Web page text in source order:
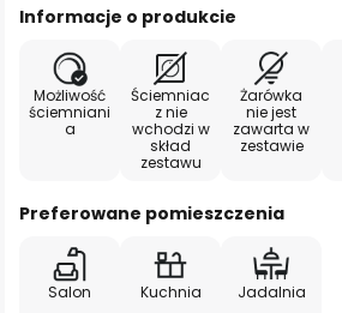
Informacje o produkcie
Możliwość
ściemniani
a
Ściemniac
z nie
wchodzi w
skład
zestawu
Żarówka
nie jest
zawarta w
zestawie
Preferowane pomieszczenia
Salon Kuchnia Jadalnia